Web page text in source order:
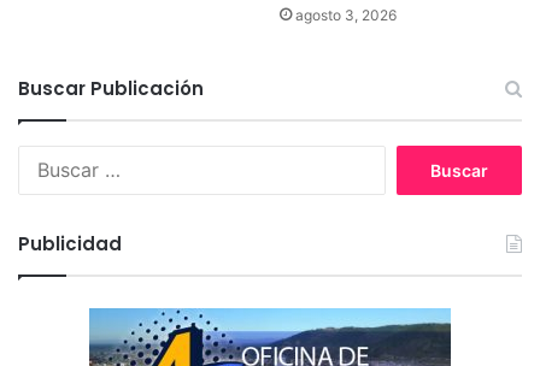
agosto 3, 2026
Buscar Publicación
:
Publicidad